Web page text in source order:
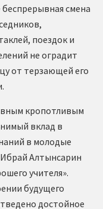
смена
поездок и
не оградит
от терзающей его
кропотливым
вклад в
в молодые
Алтынсарин
учителя».
будущего
достойное